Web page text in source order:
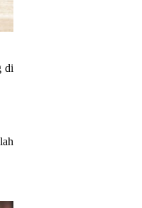
di